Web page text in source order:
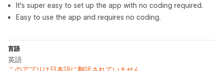
It's super easy to set up the app with no coding required.
Easy to use the app and requires no coding.
言語
英語